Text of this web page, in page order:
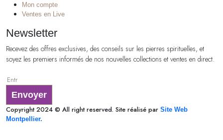
Mon compte
Ventes en Live
Newsletter
Recevez des offres exclusives, des conseils sur les pierres spirituelles, et
soyez les premiers informés de nos nouvelles collections et ventes en direct.
Envoyer
Copyright 2024 © All right reserved. Site réalisé par Site Web
Montpellier.